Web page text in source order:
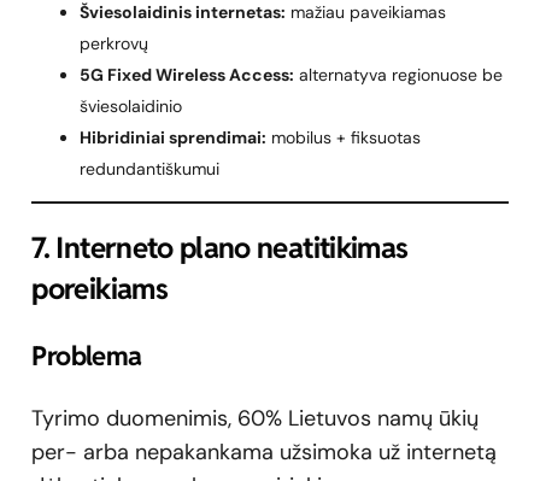
Šviesolaidinis internetas: mažiau paveikiamas
perkrovų
5G Fixed Wireless Access: alternatyva regionuose be
šviesolaidinio
Hibridiniai sprendimai: mobilus + fiksuotas
redundantiškumui
7. Interneto plano neatitikimas
poreikiams
Problema
Tyrimo duomenimis, 60% Lietuvos namų ūkių
per- arba nepakankama užsimoka už internetą